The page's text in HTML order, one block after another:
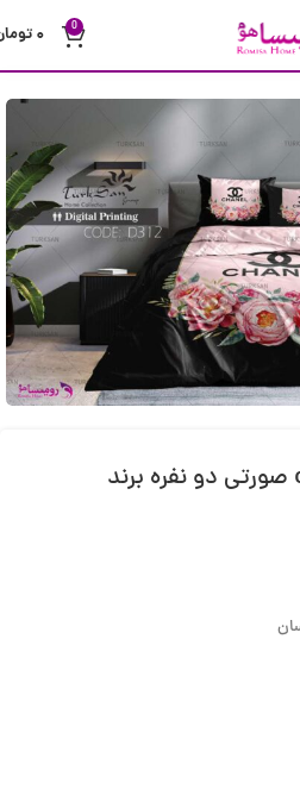
0 ۰
روتختی طرح chanel صورتی دو نفره برند